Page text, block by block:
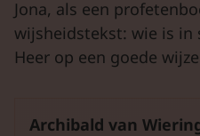
Jona, als een
wijsheidstekst: wie is in
Heer op een goede
Archibald van